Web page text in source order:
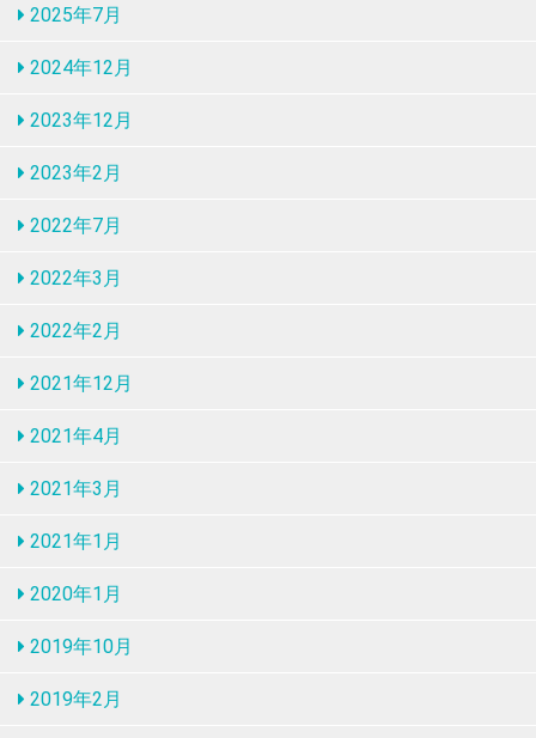
2025年7月
2024年12月
2023年12月
2023年2月
2022年7月
2022年3月
2022年2月
2021年12月
2021年4月
2021年3月
2021年1月
2020年1月
2019年10月
2019年2月